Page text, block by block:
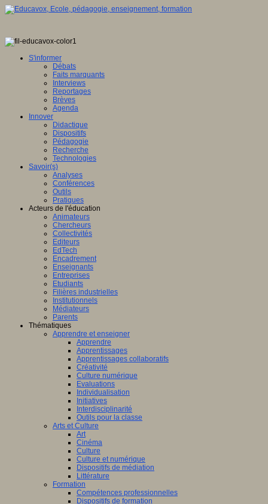
S'informer
Débats
Faits marquants
Interviews
Reportages
Brèves
Agenda
Innover
Didactique
Dispositifs
Pédagogie
Recherche
Technologies
Savoir(s)
Analyses
Conférences
Outils
Pratiques
Acteurs de l'éducation
Animateurs
Chercheurs
Collectivités
Editeurs
EdTech
Encadrement
Enseignants
Entreprises
Etudiants
Filières industrielles
Institutionnels
Médiateurs
Parents
Thématiques
Apprendre et enseigner
Apprendre
Apprentissages
Apprentissages collaboratifs
Créativité
Culture numérique
Evaluations
Individualisation
Initiatives
Interdisciplinarité
Outils pour la classe
Arts et Culture
Art
Cinéma
Culture
Culture et numérique
Dispositifs de médiation
Littérature
Formation
Compétences professionnelles
Dispositifs de formation